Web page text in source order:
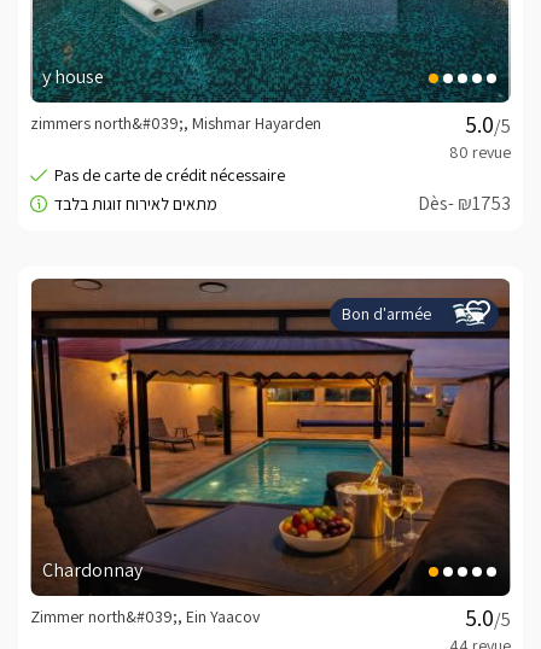
y house
/5
zimmers north&#039;, Mishmar Hayarden
Dès- ₪1753
Bon d'armée
Chardonnay
/5
Zimmer north&#039;, Ein Yaacov